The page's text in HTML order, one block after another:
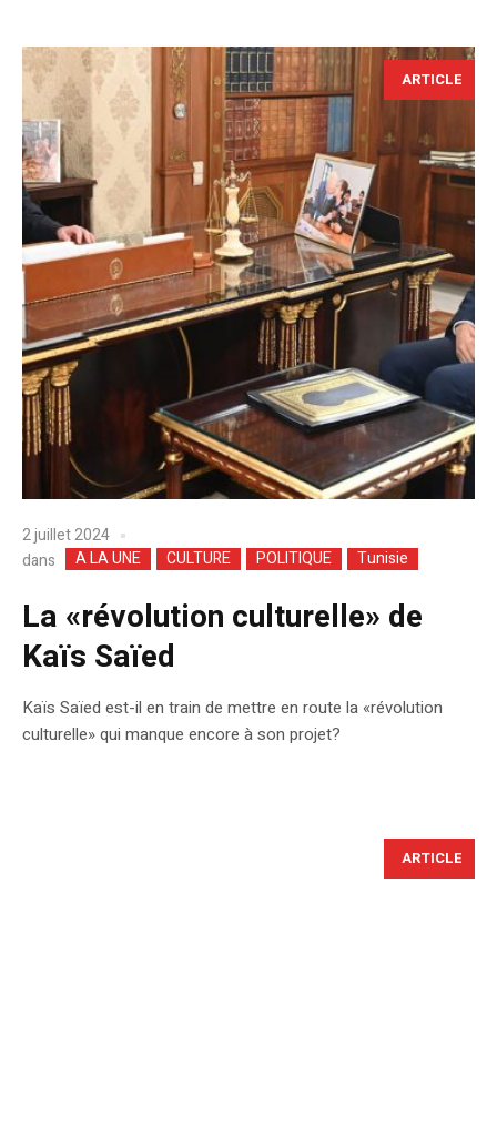
ARTICLE
2 juillet 2024
dans
A LA UNE CULTURE POLITIQUE Tunisie
La «révolution culturelle» de
Kaïs Saïed
Kaïs Saïed est-il en train de mettre en route la «révolution
culturelle» qui manque encore à son projet?
ARTICLE